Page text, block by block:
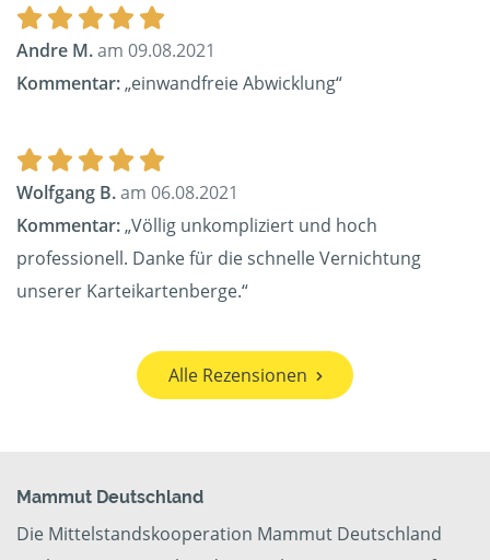
Andre M.am 09.08.2021
Kommentar:„einwandfreie Abwicklung“
Wolfgang B.am 06.08.2021
Kommentar:„Völlig unkompliziert und hoch
professionell. Danke für die schnelle Vernichtung
unserer Karteikartenberge.“
Alle Rezensionen
Mammut Deutschland
Die Mittelstandskooperation Mammut Deutschland